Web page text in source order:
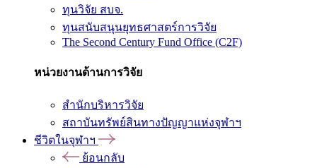
ทุนวิจัย สบจ.
ทุนสนับสนุนยุทธศาสตร์การวิจัย
The Second Century Fund Office (C2F)
หน่วยงานด้านการวิจัย
สำนักบริหารวิจัย
สถาบันทรัพย์สินทางปัญญาแห่งจุฬาฯ
ชีวิตในจุฬาฯ
ย้อนกลับ